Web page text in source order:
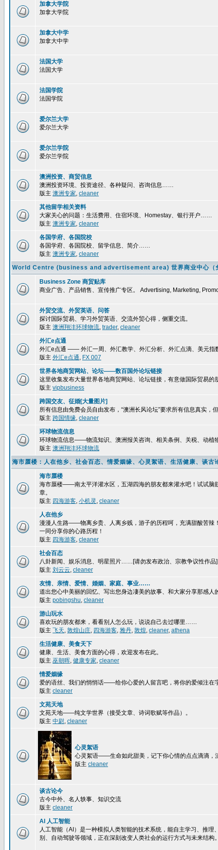
加拿大学院
加拿大学院
加拿大中学
加拿大中学
法国大学
法国大学
法国学院
法国学院
爱尔兰大学
爱尔兰大学
爱尔兰学院
爱尔兰学院
澳洲投资、商贸信息
澳洲投资环境、投资途径、各种疑问、咨询信息……
版主 澳洲专家, cleaner
其他留学相关资料
大家关心的问题：生活费用、住宿环境、Homestay、银行开户……
版主 澳洲专家, cleaner
各国学府、各国院校
各国学府、各国院校、留学信息、简介……
版主 澳洲专家, cleaner
World Centre (business and advertisement area) 世界商业中心（
Business Zone 商贸贴库
商业广告、产品销售、宣传推广专区。 Advertising, Marketing,
外贸交流、外贸英语、问答
探讨国际贸易、学习外贸英语、交流外贸心得，侧重交流。
版主 澳洲翔沣环球物流, trader, cleaner
外汇e点通
外汇e点通 —— 外汇一周、外汇教学、外汇分析、外汇点滴、美元
版主 外汇e点通, FX 007
世界各地商贸网站、论坛——数百国外论坛链接
这里收集发布大量世界各地商贸网站、论坛链接，有意做国际贸易的
版主 vipbusiness
跨国交友、征婚[大量图片]
所有信息由免费会员自由发布，“澳洲长风论坛”要求所有信息真实，
版主 跨国情缘, cleaner
环球物流信息
环球物流信息——物流知识、澳洲报关咨询、相关条例、关税、动植
版主 澳洲翔沣环球物流
海市蜃楼：人在他乡、社会百态、情爱姻缘、心灵絮语、生活健康、谈
海市蜃楼
海市蜃楼——南太平洋灌水区，五湖四海的朋友都来灌水吧！试试脑
章。
版主 四海游客, 小机灵 , cleaner
人在他乡
漫漫人生路——物离乡贵、人离乡贱，游子的历程呵，充满甜酸苦辣
一同分享你的心路历程！
版主 四海游客, cleaner
社会百态
八卦新闻、娱乐消息、明星照片……[请勿发布政治、宗教争议性作品]
版主 刘云云, cleaner
友情、亲情、爱情、婚姻、家庭、事业……
道出您心中美丽的回忆、写出您身边凄美的故事、和大家分享那感
版主 pobingshu, cleaner
游山玩水
喜欢玩的朋友都来，看看别人怎么玩，说说自己去过哪里……
版主 飞天, 敦煌山庄, 四海游客, 雅丹, 敦煌, cleaner, athena
生活健康、美食天下
健康、生活、美食方面的心得，欢迎发布在此。
版主 巫朝晖, 健康专家, cleaner
情爱姻缘
爱的语丝、我们的悄悄话——给你心爱的人留言吧，将你的爱倾注
版主 cleaner
文苑天地
文苑天地——纯文学世界（接受文章、诗词歌赋等作品）。
版主 中尉, cleaner
心灵絮语
心灵絮语——生命如此甜美，记下你心情的点点滴滴，
版主 cleaner
谈古论今
古今中外、名人轶事、知识交流
版主 cleaner
AI 人工智能
人工智能（AI）是一种模拟人类智能的技术系统，能自主学习、推
别、自动驾驶等领域，正在深刻改变人类社会的运行方式与未来结构